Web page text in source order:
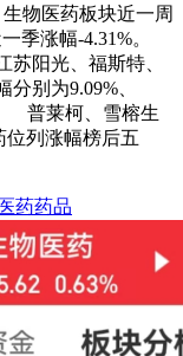
医药板块近一周
季涨幅-4.31%。
阳光、福斯特、
别为9.09%、
普莱柯、雪榕生
位列涨幅榜后五
药药品